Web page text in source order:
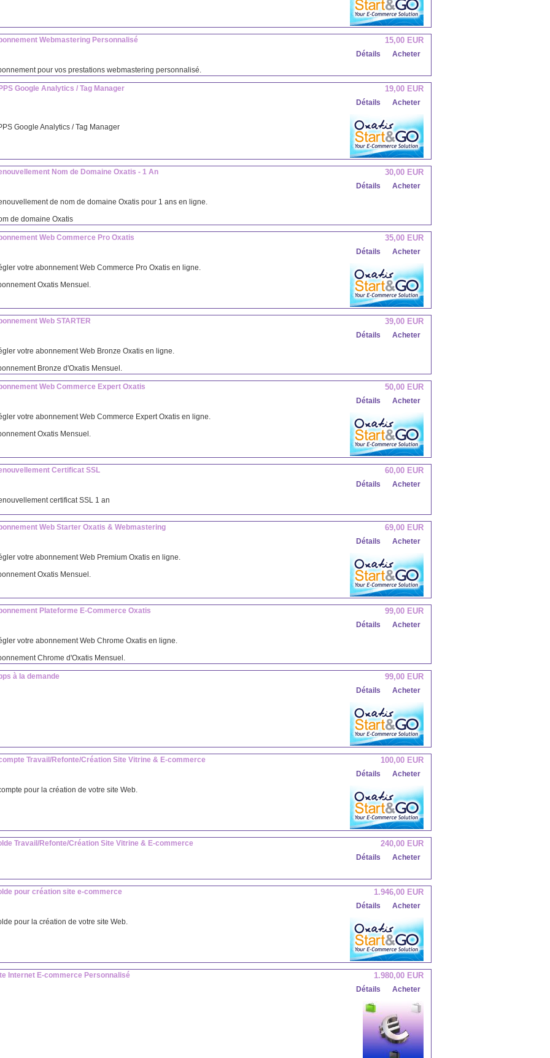
Webmastering Personnalisé 15,00 EUR
Détails
Acheter
pour vos prestations webmastering personnalisé.
Google Analytics / Tag Manager 19,00 EUR
Détails Acheter
Google Analytics / Tag Manager
Nom de Domaine Oxatis - 1 An 30,00 EUR
Détails
Acheter
de nom de domaine Oxatis pour 1 ans en ligne.
de domaine Oxatis
Web Commerce Pro Oxatis 35,00 EUR
Détails
Acheter
votre abonnement Web Commerce Pro Oxatis en ligne.
Oxatis Mensuel.
Web STARTER 39,00 EUR
Détails
Acheter
votre abonnement Web Bronze Oxatis en ligne.
Bronze d'Oxatis Mensuel.
Web Commerce Expert Oxatis 50,00 EUR
Détails
Acheter
votre abonnement Web Commerce Expert Oxatis en ligne.
Oxatis Mensuel.
Certificat SSL 60,00 EUR
Détails
Acheter
certificat SSL 1 an
Web Starter Oxatis & Webmastering 69,00 EUR
Détails
Acheter
votre abonnement Web Premium Oxatis en ligne.
Oxatis Mensuel.
Plateforme E-Commerce Oxatis 99,00 EUR
Détails
Acheter
votre abonnement Web Chrome Oxatis en ligne.
Chrome d'Oxatis Mensuel.
à la demande 99,00 EUR
Détails Acheter
Travail/Refonte/Création Site Vitrine & E-commerce 100,00 EUR
Détails
Acheter
pour la création de votre site Web.
Travail/Refonte/Création Site Vitrine & E-commerce 240,00 EUR
Détails Acheter
pour création site e-commerce 1.946,00 EUR
Détails
Acheter
pour la création de votre site Web.
Internet E-commerce Personnalisé 1.980,00 EUR
Détails Acheter